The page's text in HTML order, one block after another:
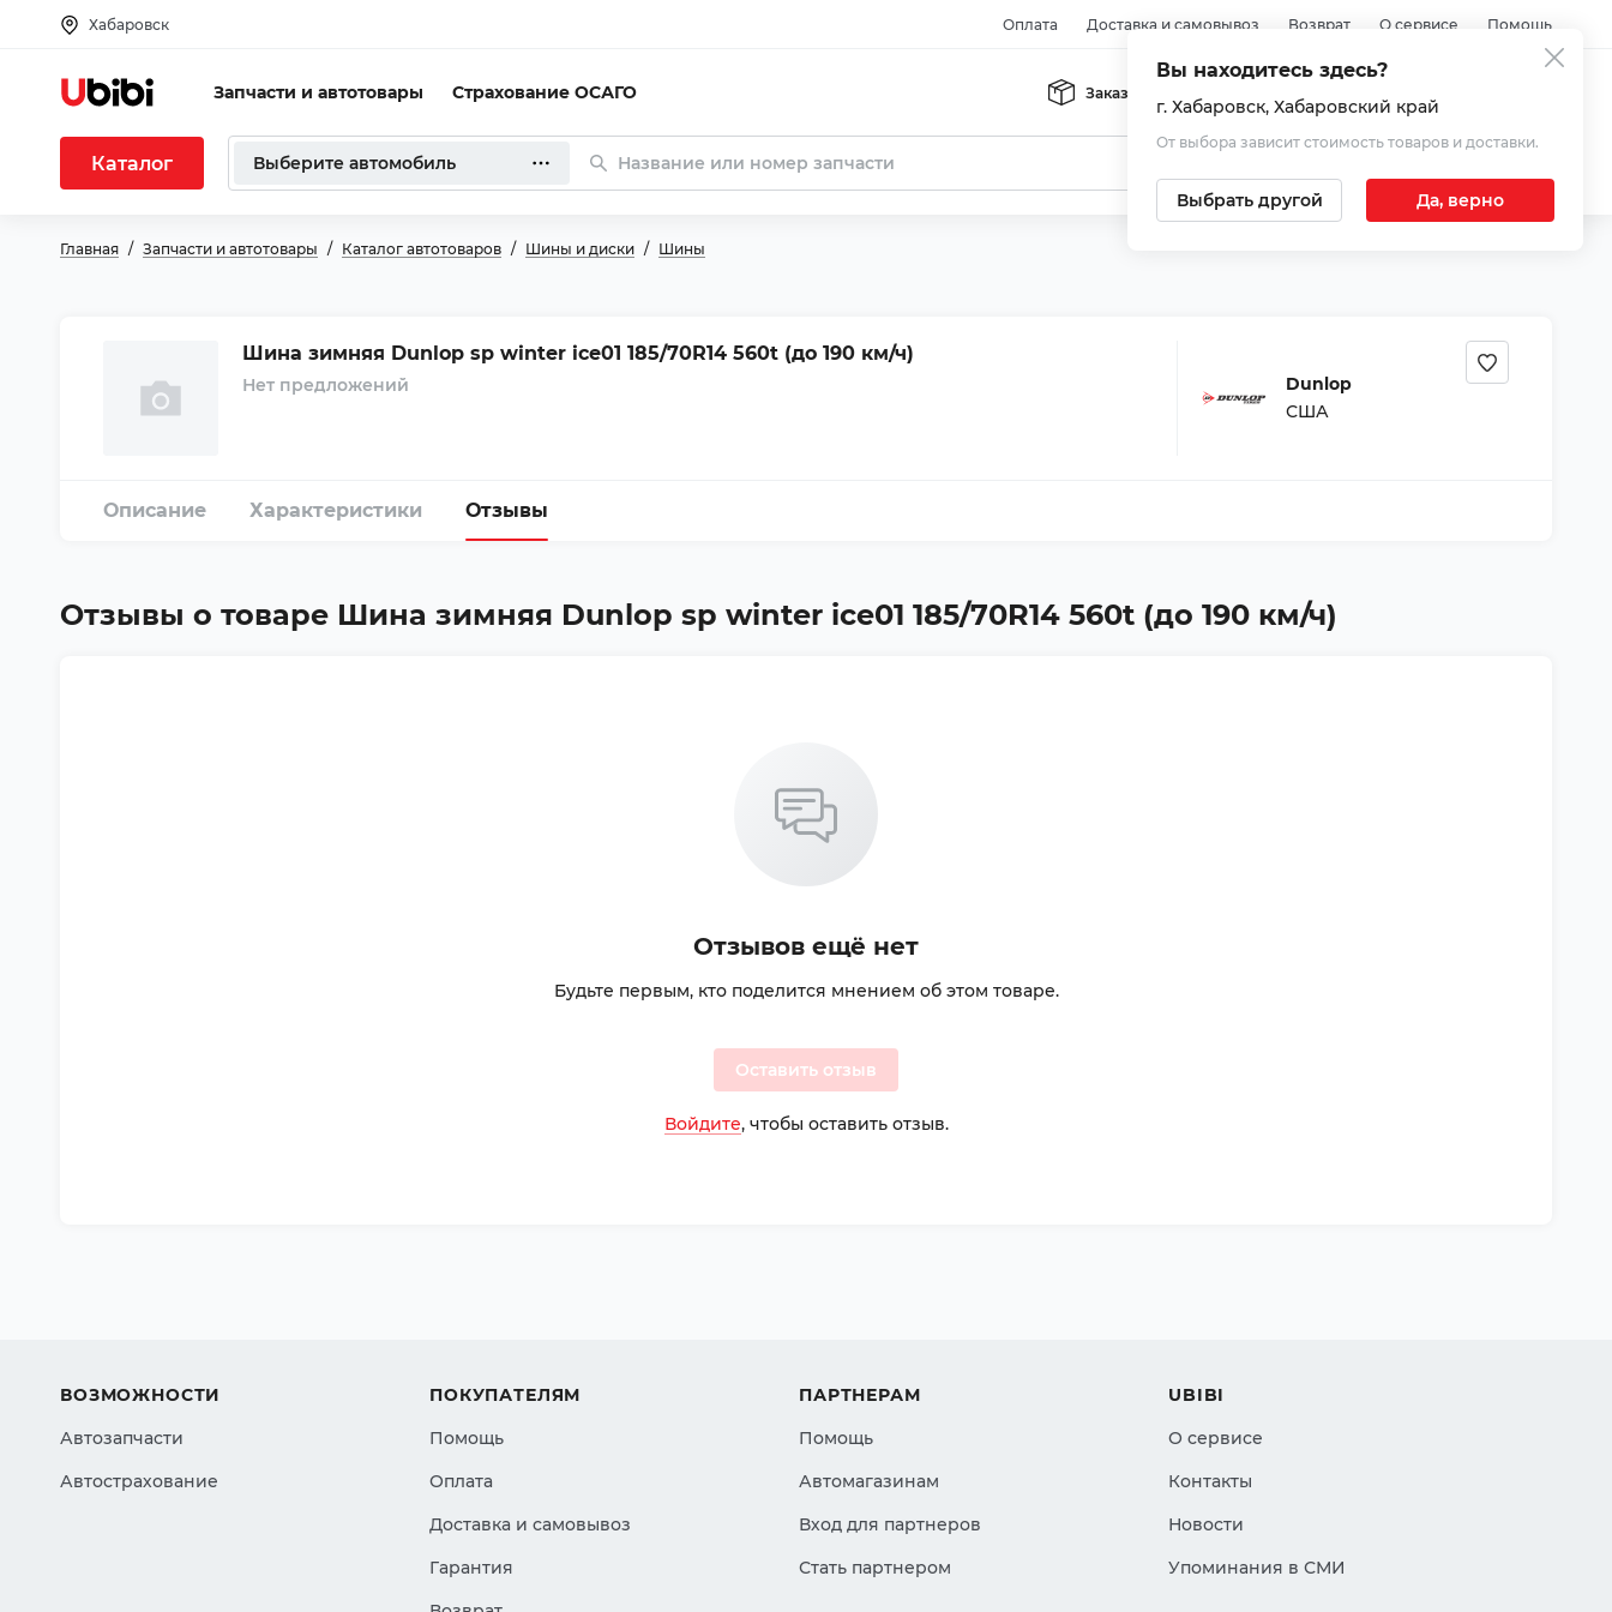
Хабаровск Оплата Доставка и самовывоз Возврат О сервисе Помощь
Запчасти и автотовары Страхование ОСАГО Заказы
Каталог Выберите автомобиль
Главная Запчасти и автотовары Каталог автотоваров Шины и диски Шины
Шина зимняя Dunlop sp winter ice01 185/70R14 560t (до 190 км/ч)
Нет предложений
Dunlop
США
Описание Характеристики Отзывы
Отзывы о товаре Шина зимняя Dunlop sp winter ice01 185/70R14 560t (до 190 км/ч)
Отзывов ещё нет
Будьте первым, кто поделится мнением об этом товаре.
Оставить отзыв
Войдите, чтобы оставить отзыв.
ВОЗМОЖНОСТИ
Автозапчасти
Автострахование
ПОКУПАТЕЛЯМ
Помощь
Оплата
Доставка и самовывоз
Гарантия
ПАРТНЕРАМ
Помощь
Автомагазинам
Вход для партнеров
Стать партнером
UBIBI
О сервисе
Контакты
Новости
Упоминания в СМИ
Вы находитесь здесь?
г. Хабаровск, Хабаровский край
От выбора зависит стоимость товаров и доставки.
Выбрать другой Да, верно